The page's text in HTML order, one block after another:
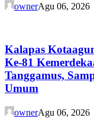
ownerAgu 06, 2026
Kalapas
Ke-81
Tanggamus,
Umum
ownerAgu 06, 2026